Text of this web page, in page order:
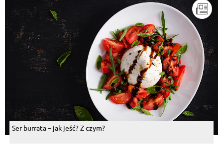
Ser burrata – jak jeść? Z czym?